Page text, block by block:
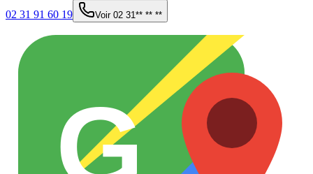
02 31 91 60 19
Voir 02 31** ** **
G